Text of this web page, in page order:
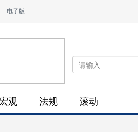
电子版
观 法规 滚动